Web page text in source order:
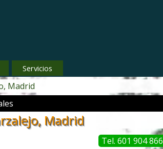
▼
Servicios
Madrid
Madrid
Tel. 601 904 866